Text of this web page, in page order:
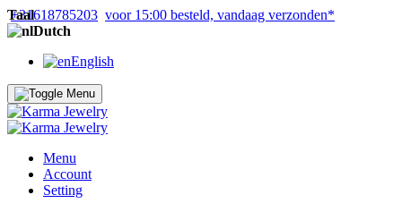
+31618785203 voor 15:00 besteld, vandaag verzonden*
Taal
Dutch
English
Menu
Account
Setting